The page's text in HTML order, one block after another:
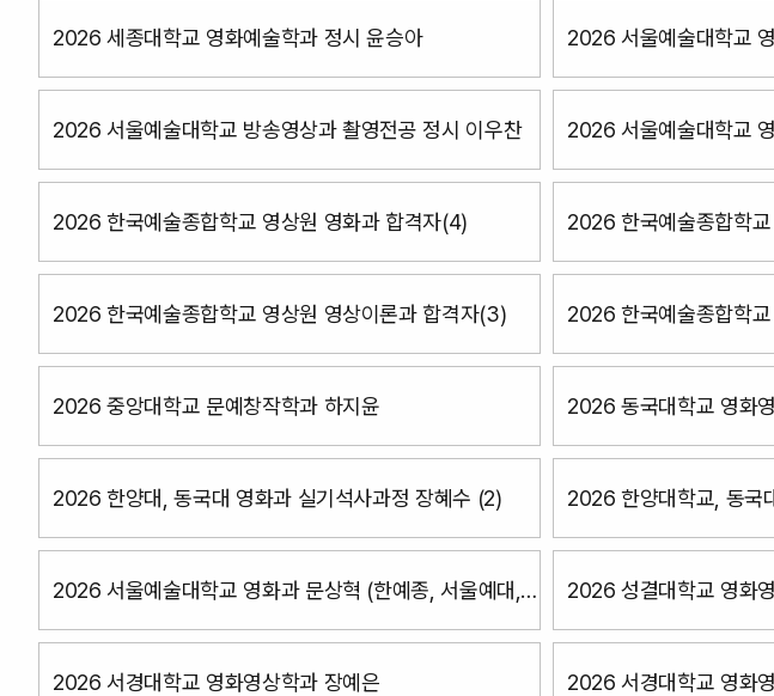
2026 세종대학교 영화예술학과 정시 윤승아 2026 서울예술대학교
2026 서울예술대학교 방송영상과 촬영전공 정시 이우찬 2026 서울예술대학교
2026 한국예술종합학교 영상원 영화과 합격자(4)
2026 한국예술종합학
2026 한국예술종합학교 영상원 영상이론과 합격자(3) 2026 한국예술종합학
2026 중앙대학교 문예창작학과 하지윤 2026 동국대학교 영화
2026 한양대, 동국대 영화과 실기석사과정 장혜수 (2)
2026 한양대학교, 동국
2026 서울예술대학교 영화과 문상혁 (한예종, 서울예대,
2026 성결대학교 영화
2026 서경대학교 영화영상학과 장예은 2026 서경대학교 영화